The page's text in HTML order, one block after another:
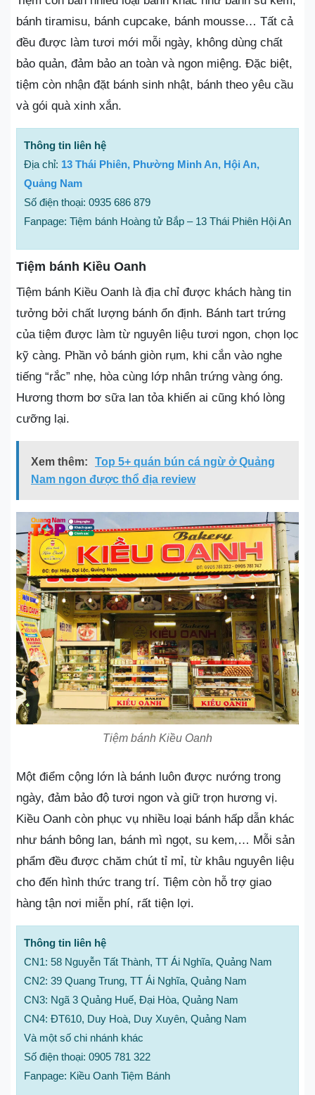
bánh tiramisu, bánh cupcake, bánh mousse… Tất cả
đều được làm tươi mới mỗi ngày, không dùng chất
bảo quản, đảm bảo an toàn và ngon miệng. Đặc biệt,
tiệm còn nhận đặt bánh sinh nhật, bánh theo yêu cầu
và gói quà xinh xắn.
Thông tin liên hệ
Địa chỉ: 13 Thái Phiên, Phường Minh An, Hội An,
Quảng Nam
Số điện thoại: 0935 686 879
Fanpage: Tiệm bánh Hoàng tử Bắp – 13 Thái Phiên Hội An
Tiệm bánh Kiều Oanh
Tiệm bánh Kiều Oanh là địa chỉ được khách hàng tin
tưởng bởi chất lượng bánh ổn định. Bánh tart trứng
của tiệm được làm từ nguyên liệu tươi ngon, chọn lọc
kỹ càng. Phần vỏ bánh giòn rụm, khi cắn vào nghe
tiếng “rắc” nhẹ, hòa cùng lớp nhân trứng vàng óng.
Hương thơm bơ sữa lan tỏa khiến ai cũng khó lòng
cưỡng lại.
Xem thêm:
Top 5+ quán bún cá ngừ ở Quảng
Nam ngon được thổ địa review
Tiệm bánh Kiều Oanh
Một điểm cộng lớn là bánh luôn được nướng trong
ngày, đảm bảo độ tươi ngon và giữ trọn hương vị.
Kiều Oanh còn phục vụ nhiều loại bánh hấp dẫn khác
như bánh bông lan, bánh mì ngọt, su kem,… Mỗi sản
phẩm đều được chăm chút tỉ mỉ, từ khâu nguyên liệu
cho đến hình thức trang trí. Tiệm còn hỗ trợ giao
hàng tận nơi miễn phí, rất tiện lợi.
Thông tin liên hệ
CN1: 58 Nguyễn Tất Thành, TT Ái Nghĩa, Quảng Nam
CN2: 39 Quang Trung, TT Ái Nghĩa, Quảng Nam
CN3: Ngã 3 Quảng Huế, Đại Hòa, Quảng Nam
CN4: ĐT610, Duy Hoà, Duy Xuyên, Quảng Nam
Và một số chi nhánh khác
Số điện thoại: 0905 781 322
Fanpage: Kiều Oanh Tiệm Bánh